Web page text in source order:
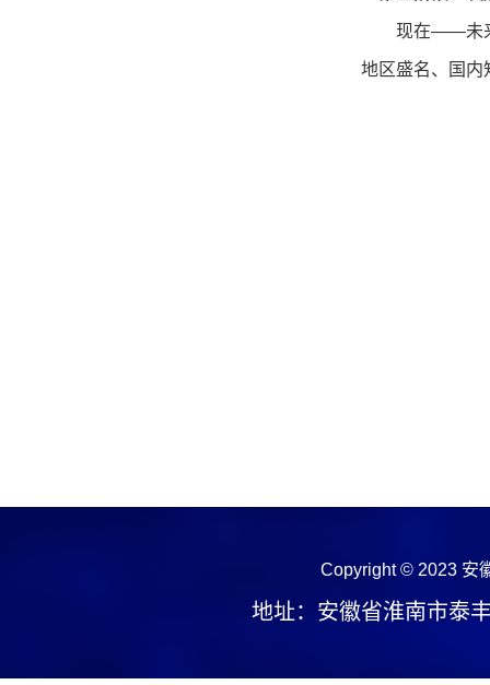
现在——未来
地区盛名、国内
Copyright © 2023 安
地址：安徽省淮南市泰